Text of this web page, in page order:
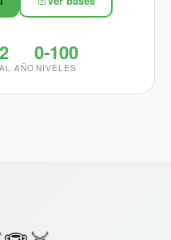
AÑO
0-100
NIVELES